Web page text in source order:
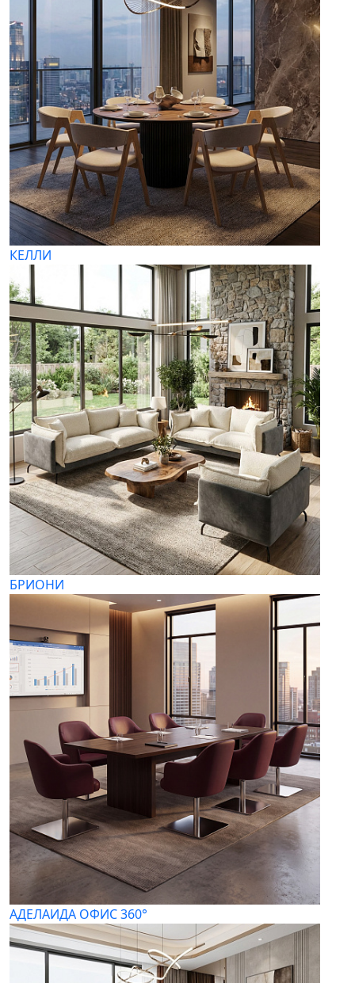
КЕЛЛИ
БРИОНИ
АДЕЛАИДА ОФИС 360°